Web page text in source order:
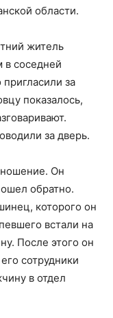
области.
житель
соседней
пригласили за
показалось,
за дверь.
Он
обратно.
которого он
встали на
После этого он
сотрудники
в отдел